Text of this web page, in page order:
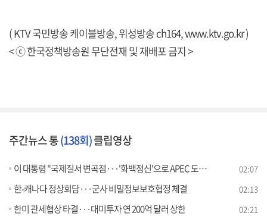
( KTV 국민방송 케이블방송, 위성방송 ch164,www.ktv.go.kr)
< ⓒ 한국정책방송원 무단전재 및 재배포 금지 >
주간뉴스 통(138회)클립영상
이 대통령 "국제질서 변곡점···'화백정신'으로 APEC 도약" 02:07
한-캐나다 정상회담···군사 비밀정보보호협정 체결 02:13
한미 관세협상 타결···대미투자 연 200억 달러 상한 02:21